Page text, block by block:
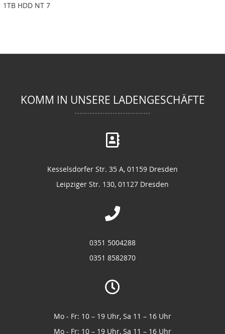
1TB HDD NT 7
KOMM IN UNSERE LADENGESCHÄFTE
Kesselsdorfer Str. 35 A, 01159 Dresden
Leipziger Str. 130, 01127 Dresden
0351 5004288
0351 8582870
Mo - Fr: 10 – 19 Uhr, Sa 11 – 16 Uhr
Mo - Fr: 10 – 19 Uhr, Sa 11 – 16 Uhr